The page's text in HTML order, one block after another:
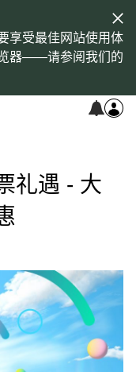
享受最佳网站使用体
器——请参阅我们的
礼遇 - 大